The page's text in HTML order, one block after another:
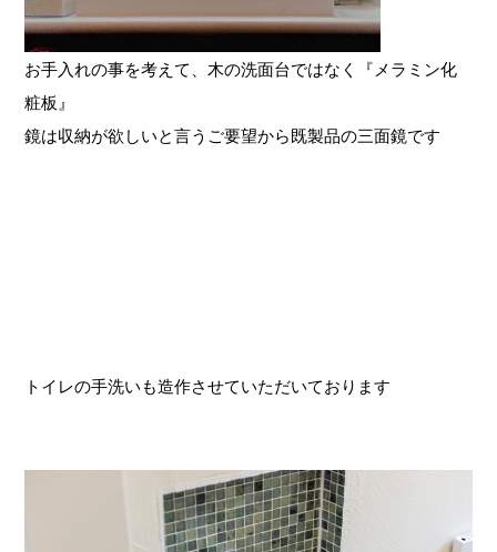
お手入れの事を考えて、木の洗面台ではなく『メラミン化
粧板』
鏡は収納が欲しいと言うご要望から既製品の三面鏡です
トイレの手洗いも造作させていただいております